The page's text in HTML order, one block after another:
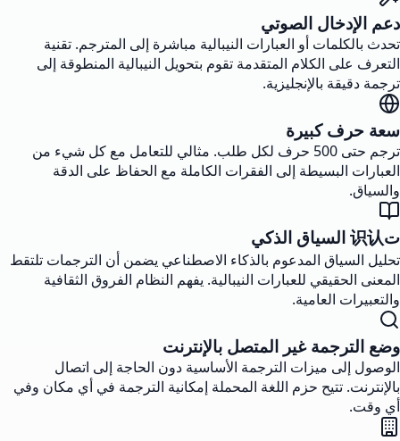
دعم الإدخال الصوتي
تحدث بالكلمات أو العبارات النيبالية مباشرة إلى المترجم. تقنية
التعرف على الكلام المتقدمة تقوم بتحويل النيبالية المنطوقة إلى
ترجمة دقيقة بالإنجليزية.
سعة حرف كبيرة
ترجم حتى 500 حرف لكل طلب. مثالي للتعامل مع كل شيء من
العبارات البسيطة إلى الفقرات الكاملة مع الحفاظ على الدقة
والسياق.
ت识认 السياق الذكي
تحليل السياق المدعوم بالذكاء الاصطناعي يضمن أن الترجمات تلتقط
المعنى الحقيقي للعبارات النيبالية. يفهم النظام الفروق الثقافية
والتعبيرات العامية.
وضع الترجمة غير المتصل بالإنترنت
الوصول إلى ميزات الترجمة الأساسية دون الحاجة إلى اتصال
بالإنترنت. تتيح حزم اللغة المحملة إمكانية الترجمة في أي مكان وفي
أي وقت.